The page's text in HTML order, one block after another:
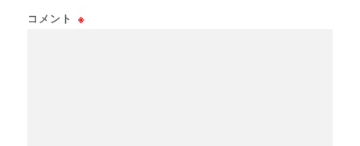
コメント ※